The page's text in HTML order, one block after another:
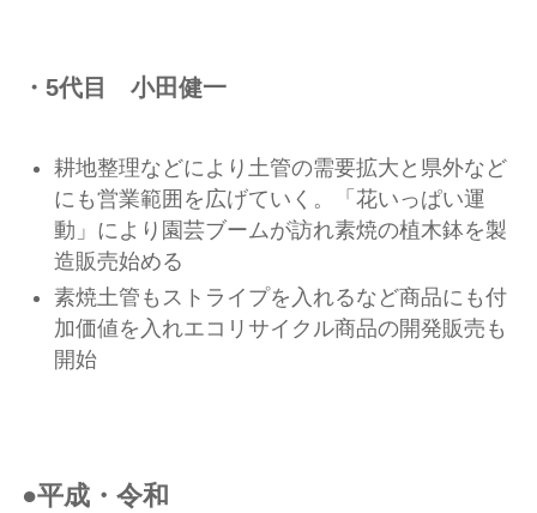
・5代目 小田健一
耕地整理などにより土管の需要拡大と県外など
にも営業範囲を広げていく。「花いっぱい運
動」により園芸ブームが訪れ素焼の植木鉢を製
造販売始める
素焼土管もストライプを入れるなど商品にも付
加価値を入れエコリサイクル商品の開発販売も
開始
●平成・令和